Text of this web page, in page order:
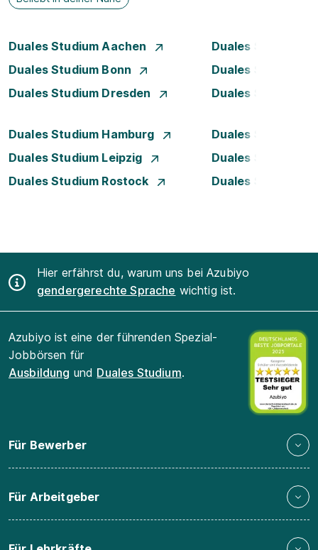
Duales Studium Aachen
Duales Studium
Duales Studium Bonn
Duales Studium
Duales Studium Dresden
Duales Studium
Duales Studium Hamburg
Duales Studium
Duales Studium Leipzig
Duales Studium
Duales Studium Rostock
Duales Studium
Hier erfährst du, warum uns bei Azubiyo
gendergerechte Sprache wichtig ist.
Azubiyo ist eine der führenden Spezial-
Jobbörsen für
Ausbildung und Duales Studium.
Für Bewerber
Für Arbeitgeber